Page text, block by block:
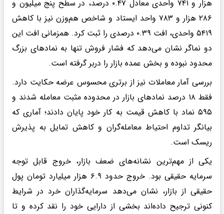
هزار و ۷۴۱ واحدی معادل ۰.۴۷ درصد، در سطح پنج میلیون و
۲۸۶ هزار و ۷۸۳ واحد ایستاد و شاخص هم‌وزن نیز با کاهش
۵۴۱۹ واحدی، افت ۰.۳۹ درصدی را ثبت کرد. همزمانی افت این
دو نماگر نشان می‌دهد که فشار فروش تنها به نمادهای بزرگ
محدود نبوده و بخش عمده بازار را دربر گرفته است.
بررسی آمار معاملات نیز از برتری محسوس عرضه حکایت دارد.
فقط ۱۸ درصد نمادهای بازار در محدوده مثبت معامله شدند و
۵۹۵ نماد با کاهش قیمت به کار خود پایان دادند؛ آماری که
بیانگر تداوم احتیاط معامله‌گران و کاهش تمایل به پذیرش
ریسک است.
یکی از مهم‌ترین نشانه‌های ضعف بازار، خروج قابل توجه
سرمایه حقیقی بود. خروج حدود ۶.۹ هزار میلیارد تومان پول
حقیقی از بازار، نشان می‌دهد سرمایه‌گذاران خرد در شرایط
کنونی ترجیح داده‌اند بخشی از دارایی خود را نقد کرده و تا